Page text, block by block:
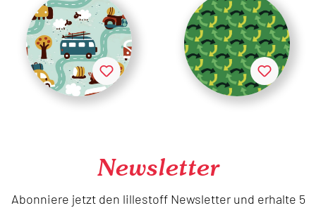
Newsletter
Abonniere jetzt den lillestoff Newsletter und erhalte 5